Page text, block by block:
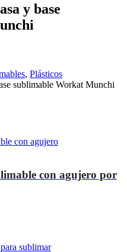
y base
, Plásticos
sublimable Workat Munchi
con agujero por